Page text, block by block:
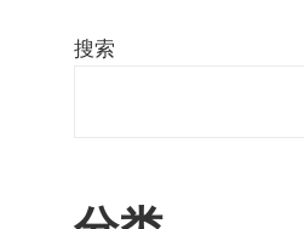
搜索